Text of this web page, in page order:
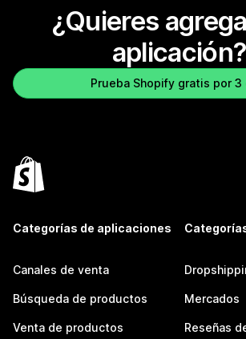
¿Quieres
aplicación?
Prueba Shopify gratis por 3
Categorías de aplicaciones
Canales de venta
Búsqueda de productos
Venta de productos
Mercados
Reseñas